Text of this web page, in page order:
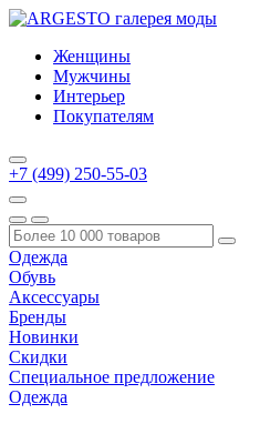
Женщины
Мужчины
Интерьер
Покупателям
+7 (499) 250-55-03
Одежда
Обувь
Аксессуары
Бренды
Новинки
Скидки
Специальное предложение
Одежда